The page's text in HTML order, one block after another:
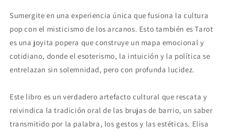
Sumergite en una experiencia única que fusiona la cultura
pop con el misticismo de los arcanos. Esto también es Tarot
es una joyita popera que construye un mapa emocional y
cotidiano, donde el esoterismo, la intuición y la política se
entrelazan sin solemnidad, pero con profunda lucidez.
Este libro es un verdadero artefacto cultural que rescata y
reivindica la tradición oral de las brujas de barrio, un saber
transmitido por la palabra, los gestos y las estéticas. Elisa